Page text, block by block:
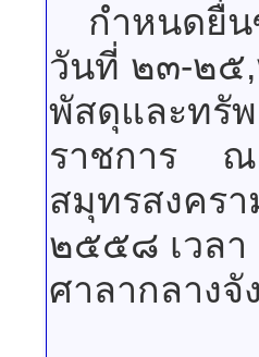
กำหนดยื่น
วันที่ ๒๓-๒๕
พัสดุและทรั
ราชการ ณ
สมุทรสงค
๒๕๕๘ เวลา
ศาลากลาง